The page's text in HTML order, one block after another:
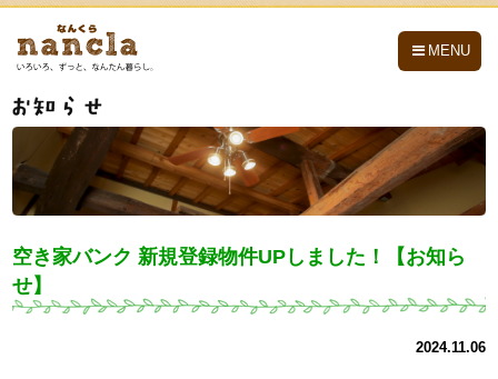
MENU
空き家バンク 新規登録物件UPしました！【お知ら
せ】
2024.11.06